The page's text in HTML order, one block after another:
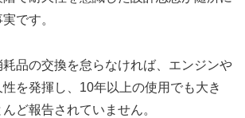
です。
品の交換を怠らなければ、エンジンや
を発揮し、10年以上の使用でも大き
ど報告されていません。